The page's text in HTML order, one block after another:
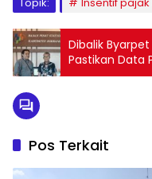
Topik: Insentif pajak
Dibalik
Pastikan Data
Pos Terkait